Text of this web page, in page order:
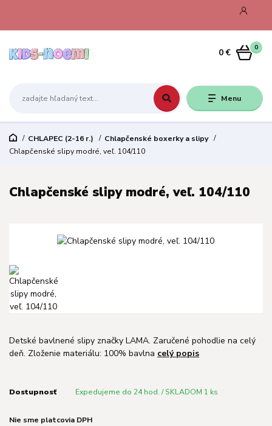
Menu
0
0 €
CHLAPEC (2-16 r.)
Chlapčenské boxerky a slipy
Chlapčenské slipy modré, veľ. 104/110
Chlapčenské slipy modré, veľ. 104/110
Detské bavlnené slipy značky LAMA. Zaručené pohodlie na celý
deň. Zloženie materiálu: 100% bavlna celý popis
Dostupnosť Expedujeme do 24 hod. / SKLADOM 1 ks
Nie sme platcovia DPH